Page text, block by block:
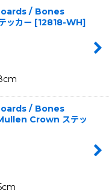
/ Bones
ッカー [12818-WH]
/ Bones
Crown ステッ